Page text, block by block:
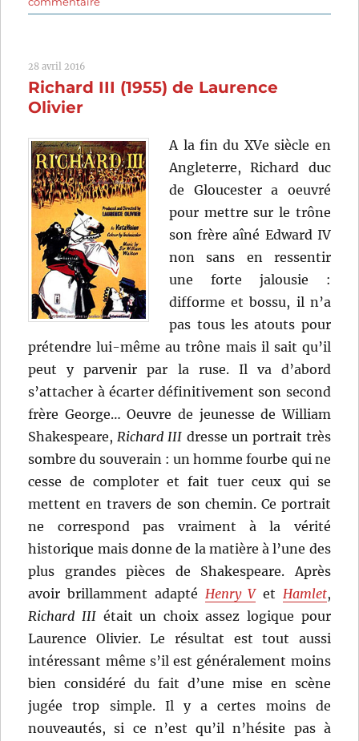
Lucrèce
Gance
28 avril 2016
Richard III (1955) de Laurence
Olivier
A la fin du XVe siècle en
Angleterre, Richard duc
de Gloucester a oeuvré
pour mettre sur le trône
son frère aîné Edward IV
non sans en ressentir
une forte jalousie :
difforme et bossu, il n’a
pas tous les atouts pour
prétendre lui-même au trône mais il sait qu’il
peut y parvenir par la ruse. Il va d’abord
s’attacher à écarter définitivement son second
frère George… Oeuvre de jeunesse de William
Shakespeare, Richard III dresse un portrait très
sombre du souverain : un homme fourbe qui ne
cesse de comploter et fait tuer ceux qui se
mettent en travers de son chemin. Ce portrait
ne correspond pas vraiment à la vérité
historique mais donne de la matière à l’une des
plus grandes pièces de Shakespeare. Après
avoir brillamment adapté Henry Vet Hamlet,
Richard IIIétait un choix assez logique pour
Laurence Olivier. Le résultat est tout aussi
intéressant même s’il est généralement moins
bien considéré du fait d’une mise en scène
jugée trop simple. Il y a certes moins de
nouveautés, si ce n’est qu’il n’hésite pas à